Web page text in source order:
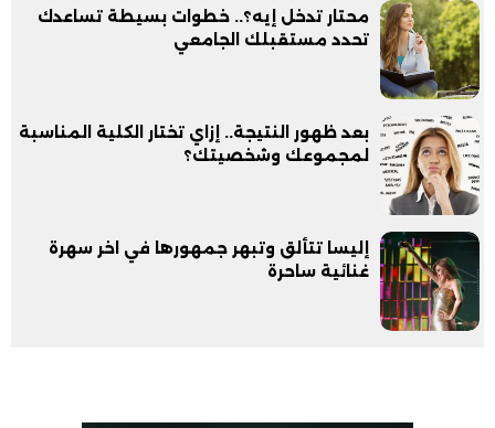
محتار تدخل إيه؟.. خطوات بسيطة تساعدك
تحدد مستقبلك الجامعي
بعد ظهور النتيجة.. إزاي تختار الكلية المناسبة
لمجموعك وشخصيتك؟
إليسا تتألق وتبهر جمهورها في اخر سهرة
غنائية ساحرة